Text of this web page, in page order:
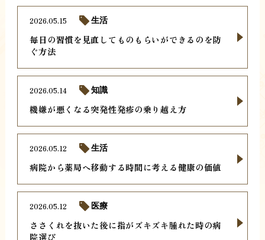
毎日の習慣を見直してものもらいができるのを防
ぐ方法
2026.05.15 生活
機嫌が悪くなる突発性発疹の乗り越え方
2026.05.14 知識
病院から薬局へ移動する時間に考える健康の価値
2026.05.12 生活
ささくれを抜いた後に指がズキズキ腫れた時の病
院選び
2026.05.12 医療